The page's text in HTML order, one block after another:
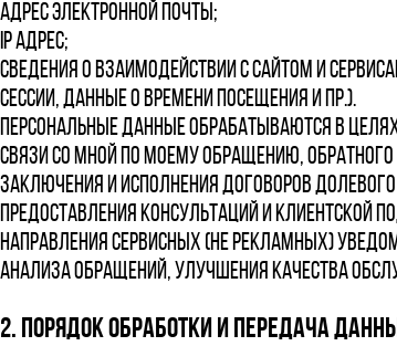
адрес электронной почты;
IP адрес;
сведения о взаимодействии с сайтом и
сессии, данные о времени посещения и пр.).
Персональные данные обрабатываются в
связи со мной по моему обращению,
заключения и исполнения договоров
предоставления консультаций и клиентской
направления сервисных (не рекламных)
анализа обращений, улучшения качества
2. Порядок обработки и передача